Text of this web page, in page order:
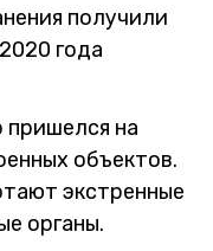
получили
года
пришелся на
объектов.
экстренные
органы.